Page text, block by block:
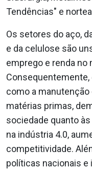
Tendências" e
Os setores do aço,
e da celulose são
emprego e renda no
como a manutenção
matérias primas,
sociedade quanto
na indústria 4.0,
competitividade.
políticas nacionais e